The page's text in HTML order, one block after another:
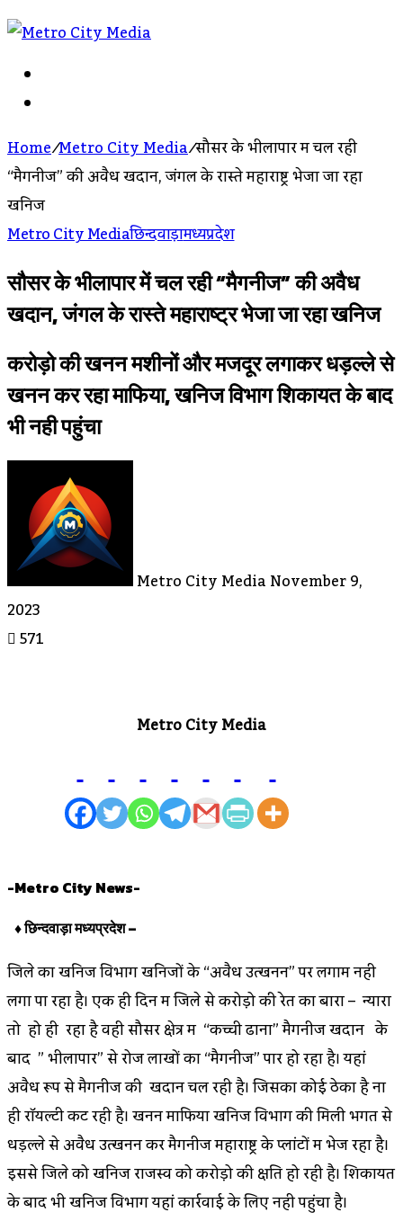
Home/Metro City Media/सौसर के भीलापार में चल रही
“मैगनीज” की अवैध खदान, जंगल के रास्ते महाराष्ट्र भेजा जा रहा
खनिज
Metro City Mediaछिन्दवाड़ामध्यप्रदेश
सौसर के भीलापार में चल रही “मैगनीज” की अवैध
खदान, जंगल के रास्ते महाराष्ट्र भेजा जा रहा खनिज
करोड़ो की खनन मशीनों और मजदूर लगाकर धड़ल्ले से
खनन कर रहा माफिया, खनिज विभाग शिकायत के बाद
भी नही पहुंचा
Metro City MediaNovember 9,
2023
571
Metro City Media
-Metro City News-
♦ छिन्दवाड़ा मध्यप्रदेश –
जिले का खनिज विभाग खनिजों के “अवैध उत्खनन” पर लगाम नही
लगा पा रहा है। एक ही दिन में जिले से करोड़ो की रेत का बारा – न्यारा
तो हो ही रहा है वही सौसर क्षेत्र में “कच्ची ढाना” मैगनीज खदान के
बाद ” भीलापार” से रोज लाखों का “मैगनीज” पार हो रहा है। यहां
अवैध रूप से मैगनीज की खदान चल रही है। जिसका कोई ठेका है ना
ही रॉयल्टी कट रही है। खनन माफिया खनिज विभाग की मिली भगत से
धड़ल्ले से अवैध उत्खनन कर मैगनीज महाराष्ट्र के प्लांटों में भेज रहा है।
इससे जिले को खनिज राजस्व को करोड़ो की क्षति हो रही है। शिकायत
के बाद भी खनिज विभाग यहां कार्रवाई के लिए नही पहुंचा है।